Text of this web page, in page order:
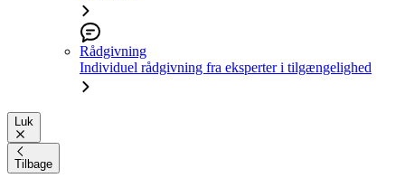
Rådgivning
Individuel rådgivning fra eksperter i tilgængelighed
Luk
Tilbage